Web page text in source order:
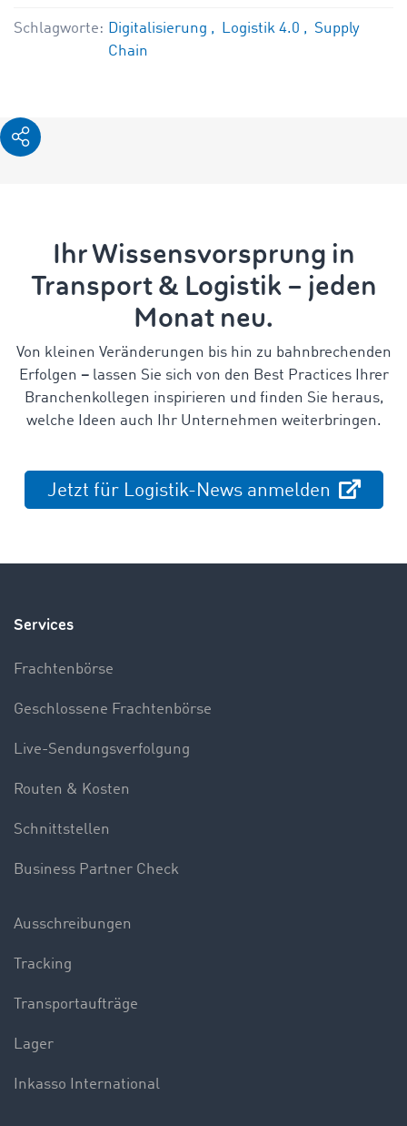
Schlagworte: Digitalisierung Logistik 4.0
Supply
Chain
Ihr Wissensvorsprung in
Transport & Logistik – jeden
Monat neu.
Von kleinen Veränderungen bis hin zu bahnbrechenden
Erfolgen –lassen Sie sich von den Best Practices Ihrer
Branchenkollegen inspirieren und finden Sie heraus,
welche Ideen auch Ihr Unternehmen weiterbringen.
Jetzt für Logistik-News anmelden
Services
Frachtenbörse
Geschlossene Frachtenbörse
Live-Sendungsverfolgung
Routen & Kosten
Schnittstellen
Business Partner Check
Ausschreibungen
Tracking
Transportaufträge
Lager
Inkasso International